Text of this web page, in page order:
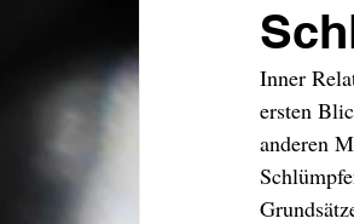
Inner
ersten
anderen